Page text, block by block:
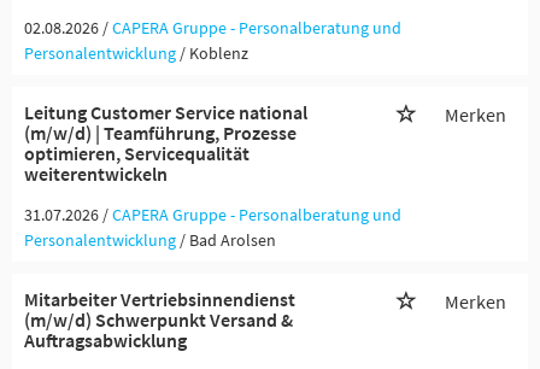
02.08.2026 /CAPERA Gruppe - Personalberatung und
Personalentwicklung / Koblenz
Leitung Customer Service national
(m/w/d) | Teamführung, Prozesse
optimieren, Servicequalität
weiterentwickeln
Merken
31.07.2026 /CAPERA Gruppe - Personalberatung und
Personalentwicklung / Bad Arolsen
Mitarbeiter Vertriebsinnendienst
(m/w/d) Schwerpunkt Versand &
Auftragsabwicklung
Merken